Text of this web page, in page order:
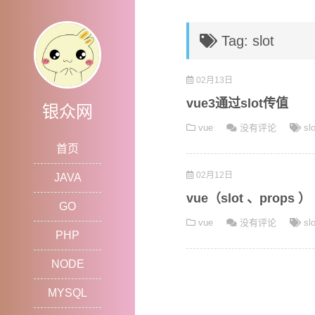
银众网
首页
JAVA
GO
PHP
NODE
MYSQL
Tag: slot
02月13日
vue3通过slot传值
vue 没有评论
02月12日
vue（slot 、props ）
vue 没有评论